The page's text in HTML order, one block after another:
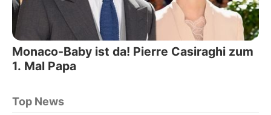
Monaco-Baby ist da! Pierre Casiraghi zum
1. Mal Papa
Top News